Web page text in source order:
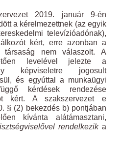
2019. január 9-én
a kérelmezettnek (az egyik
televízióadónak),
kért, erre azonban a
társaság nem válaszolt. A
levelével jelezte a
képviseletre jogosult
és egyúttal a munkaügyi
kérdések rendezése
kért. A szakszervezet e
§ (2) bekezdés b) pontjában
kívánta alátámasztani,
rendelkezika